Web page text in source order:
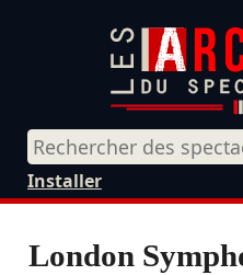
Installer
London